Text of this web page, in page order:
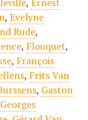
, Evelyne
Rude,
, Flouquet,
, François
, Frits Van
, Gaston
Georges